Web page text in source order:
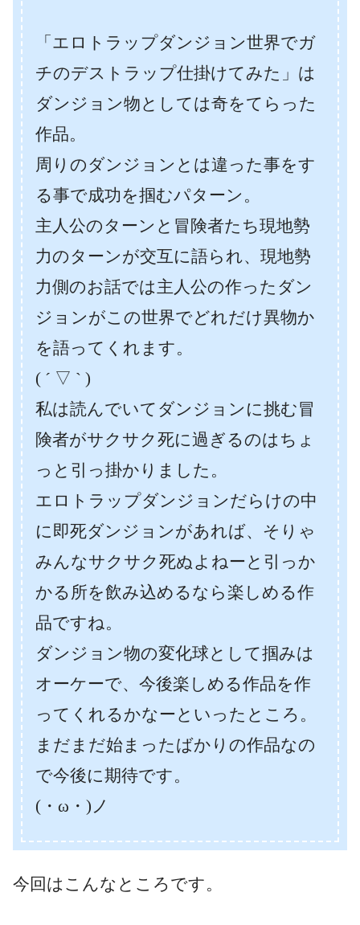
「エロトラップダンジョン世界でガ
チのデストラップ仕掛けてみた」は
ダンジョン物としては奇をてらった
作品。
周りのダンジョンとは違った事をす
る事で成功を掴むパターン。
主人公のターンと冒険者たち現地勢
力のターンが交互に語られ、現地勢
力側のお話では主人公の作ったダン
ジョンがこの世界でどれだけ異物か
を語ってくれます。
( ´ ▽ ` )
私は読んでいてダンジョンに挑む冒
険者がサクサク死に過ぎるのはちょ
っと引っ掛かりました。
エロトラップダンジョンだらけの中
に即死ダンジョンがあれば、そりゃ
みんなサクサク死ぬよねーと引っか
かる所を飲み込めるなら楽しめる作
品ですね。
ダンジョン物の変化球として掴みは
オーケーで、今後楽しめる作品を作
ってくれるかなーといったところ。
まだまだ始まったばかりの作品なの
で今後に期待です。
(・ω・)ノ
今回はこんなところです。